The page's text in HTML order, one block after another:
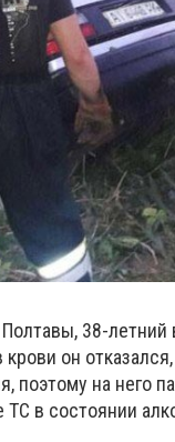
38-летний
он
поэтому на него
в состоянии